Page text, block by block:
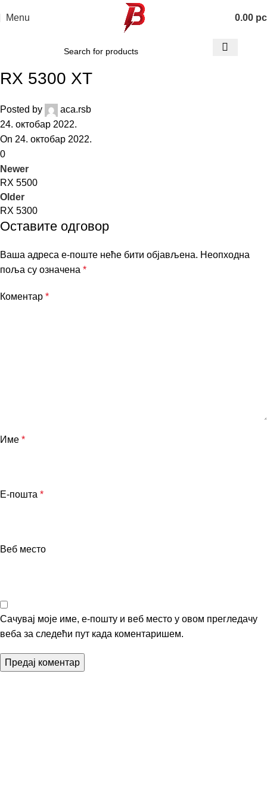
Menu 0.00
RX 5300 XT
Posted by
aca.rsb
24. октобар 2022.
On 24. октобар 2022.
0
Newer
RX 5500
Older
RX 5300
Оставите одговор
Ваша адреса е-поште неће бити објављена. Неопходна
поља су означена *
Коментар *
Име *
Е-пошта *
Веб место
Сачувај моје име, е-пошту и веб место у овом прегледачу
веба за следећи пут када коментаришем.